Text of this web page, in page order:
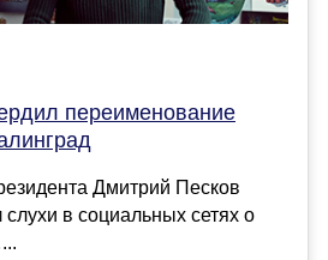
переименование
Дмитрий Песков
в социальных сетях о